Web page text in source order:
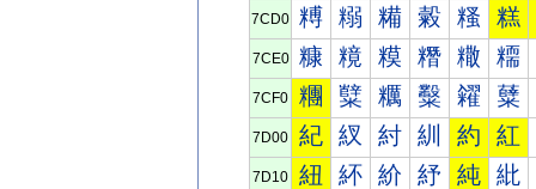
7CD0 糐 糑 糒 糓 糔 糕
7CE0 糠 糡 糢 糣 糤 糥
7CF0 糰 糱 糲 糳 糴 糵
7D00 紀 紁 紂 紃 約 紅
7D10 紐 紑 紒 紓 純 紕